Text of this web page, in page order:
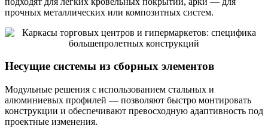
прочных металлических или композитных систем.
Несущие системы из сборных элементов
Модульные решения с использованием стальных и
алюминиевых профилей — позволяют быстро монтировать
конструкции и обеспечивают превосходную адаптивность под
проектные изменения.